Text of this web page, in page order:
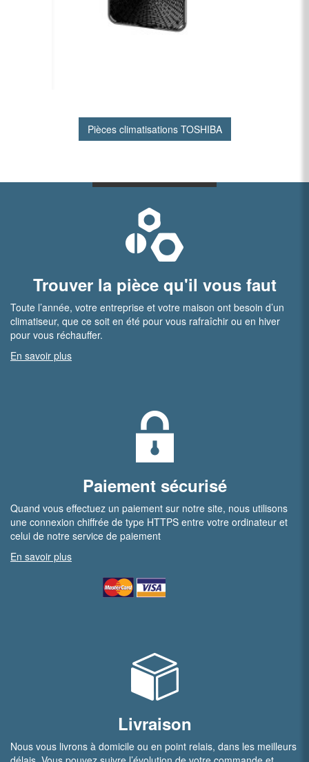
Pièces climatisations TOSHIBA
Trouver la pièce qu'il vous faut
Toute l’année, votre entreprise et votre maison ont besoin d’un
climatiseur, que ce soit en été pour vous rafraîchir ou en hiver
pour vous réchauffer.
En savoir plus
Paiement sécurisé
Quand vous effectuez un paiement sur notre site, nous utilisons
une connexion chiffrée de type HTTPS entre votre ordinateur et
celui de notre service de paiement
En savoir plus
Livraison
Nous vous livrons à domicile ou en point relais, dans les meilleurs